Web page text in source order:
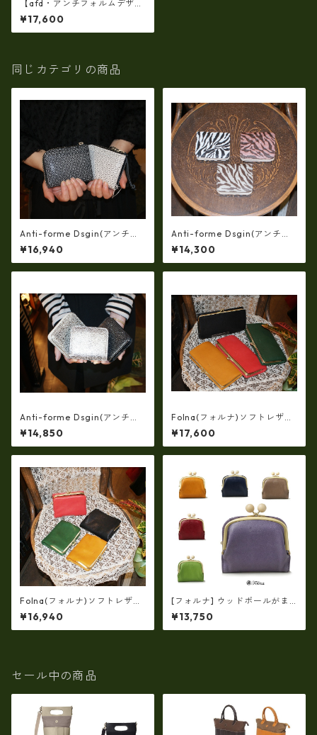
【afd・アンチフォルムデザイ
ン】【日本製】【革メタリッ
ク】(2color)ファスナー付き二
つ折り財布（角型）Tz－132
¥17,600
同じカテゴリの商品
Anti-forme Dsgin(アンチフ
ォルムデザイン)羊革フィル
ム・三―リング加工二つ折り
財布 af-29900055
¥16,940
Anti-forme Dsgin(アンチフ
ォルムデザイン)京友禅zebra
二つ折り財布 af-29900051
¥14,300
Anti-forme Dsgin(アンチフ
ォルムデザイン)ソフトメタリ
ックレザー二つ折り財布 af-2
9900057
¥14,850
Folna(フォルナ)ソフトレザ
ー・OLIVE NUME・ワイドポ
ケット仕様・がま口長財布
(日本製）fo-2993870
¥17,600
Folna(フォルナ)ソフトレザ
ー・OLIVE NUME・二つ折り
がま口財布 (日本製）fo-299
3869
¥16,940
[フォルナ] ウッドボールがま
口 二つ折り財布 fo-2993759
¥13,750
セール中の商品